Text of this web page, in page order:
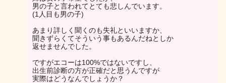
男の子と言われてとても悲しんでいます。
(1人目も男の子)
あまり詳しく聞くのも失礼といいますか、
聞きずらくてそういう事もあるんだねとしか
返せませんでした。
ですがエコーは100%ではないですし、
出生前診断の方が正確だと思うんですが
実際はどうなんでしょうか？